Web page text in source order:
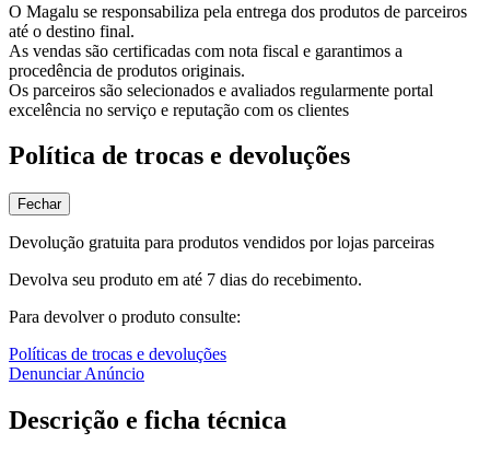
O Magalu se responsabiliza pela entrega dos produtos de parceiros
até o destino final.
As vendas são certificadas com nota fiscal e garantimos a
procedência de produtos originais.
Os parceiros são selecionados e avaliados regularmente portal
excelência no serviço e reputação com os clientes
Política de trocas e devoluções
Fechar
Devolução gratuita para produtos vendidos por lojas parceiras
Devolva seu produto em até 7 dias do recebimento.
Para devolver o produto consulte:
Políticas de trocas e devoluções
Denunciar Anúncio
Descrição e ficha técnica